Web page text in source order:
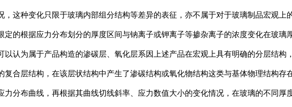
这种变化只限于玻璃内部组分结构等差异的表征，亦不属于对于玻璃制品宏观上
定的根据应力分布划分的厚度区间与钠离子或钾离子等掺杂离子的浓度变化在玻璃
以认为属于产品构造的渗碳层、氧化层系因上述产品在宏观上具有明确的分层结构
复合层结构，在该层状结构中产生了渗碳结构或氧化物结构这类与基体物理结构存
力分布曲线，再根据其曲线切线斜率、应力数值大小的变化情况，在玻璃的不同厚